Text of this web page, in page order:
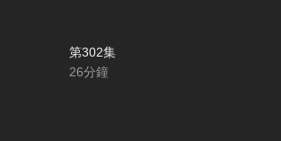
第302集
26分鐘